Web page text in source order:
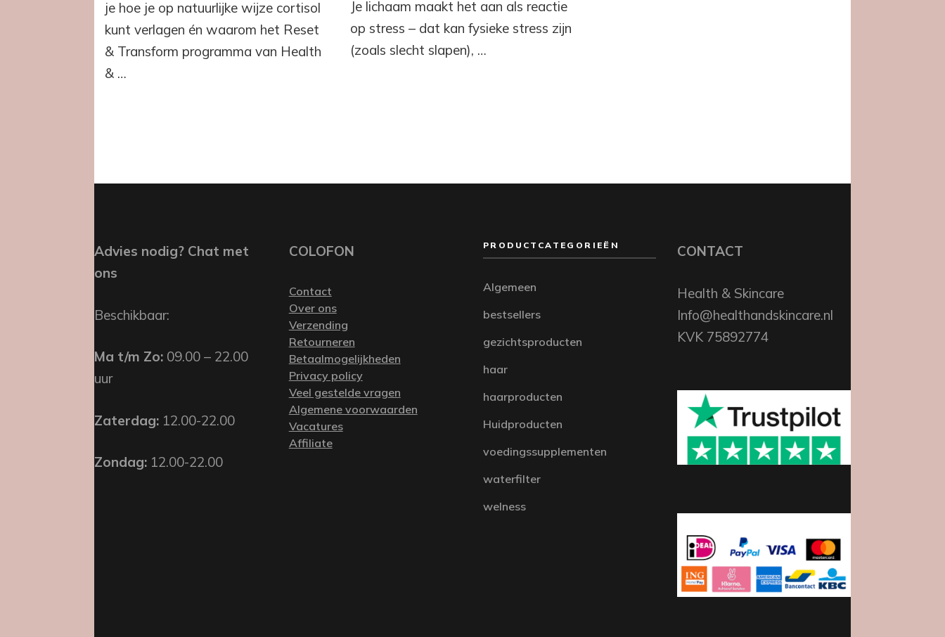
kunt
doen)
je hoe je op natuurlijke wijze cortisol
kunt verlagen én waarom het Reset
& Transform programma van Health
& …
Je lichaam maakt het aan als reactie
op stress – dat kan fysieke stress zijn
(zoals slecht slapen), …
Advies nodig? Chat met
ons
Beschikbaar:
Ma t/m Zo: 09.00 – 22.00
uur
Zaterdag: 12.00-22.00
Zondag: 12.00-22.00
COLOFON
Contact
Over ons
Verzending
Retourneren
Betaalmogelijkheden
Privacy policy
Veel gestelde vragen
Algemene voorwaarden
Vacatures
Affiliate
PRODUCTCATEGORIEËN
Algemeen
bestsellers
gezichtsproducten
haar
haarproducten
Huidproducten
voedingssupplementen
waterfilter
welness
CONTACT
Health & Skincare
Info@healthandskincare.nl
KVK 75892774